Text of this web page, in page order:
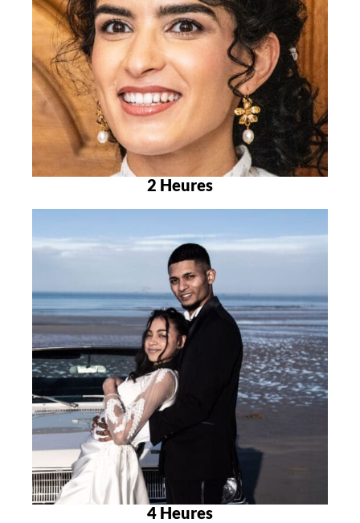
2 Heures
4 Heures